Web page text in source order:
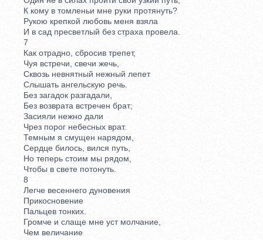
К кому в томленьи мне руки протянуть?
Рукою крепкой любовь меня взяла
И в сад пресветлый без страха провела.
7
Как отрадно, сбросив трепет,
Чуя встречи, свечи жечь,
Сквозь невнятный нежный лепет
Слышать ангельскую речь.
Без загадок разгадали,
Без возврата встречен брат;
Засияли нежно дали
Чрез порог небесных врат.
Темным я смущен нарядом,
Сердце билось, вился путь,
Но теперь стоим мы рядом,
Чтобы в свете потонуть.
8
Легче весеннего дуновения
Прикосновение
Пальцев тонких.
Громче и слаще мне уст молчание,
Чем величание